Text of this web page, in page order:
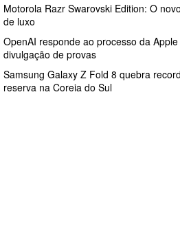
Motorola Razr Swarovski Edition: O
de luxo
OpenAI responde ao processo da Apple
divulgação de provas
Samsung Galaxy Z Fold 8 quebra
reserva na Coreia do Sul